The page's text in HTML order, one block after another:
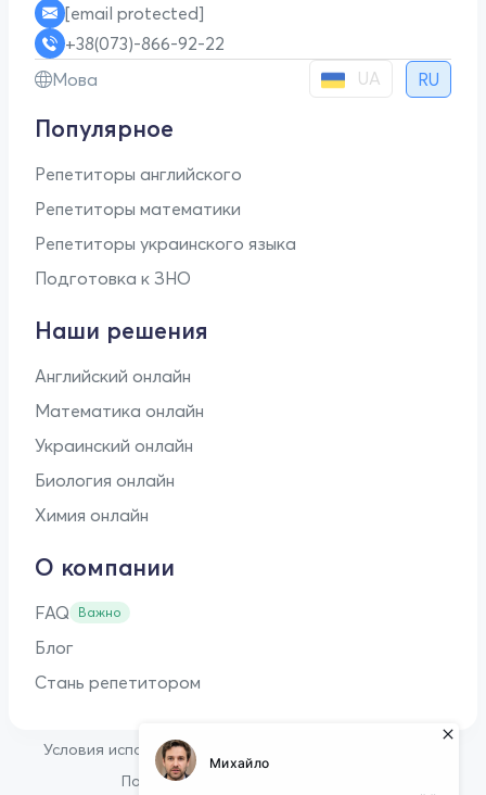
[email protected]
+38(073)-866-92-22
Мова
UA RU
Популярное
Репетиторы английского
Репетиторы математики
Репетиторы украинского языка
Подготовка к ЗНО
Наши решения
Английский онлайн
Математика онлайн
Украинский онлайн
Биология онлайн
Химия онлайн
О компании
FAQ Важно
Блог
Стань репетитором
Условия использования
Политика конфиденциальности